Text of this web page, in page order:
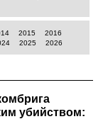
2015
2016
2025 2026
убийством: